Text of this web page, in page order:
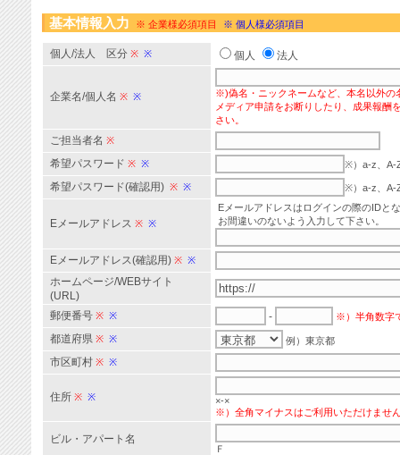
基本情報入力 ※ 企業様必須項目 ※ 個人様必須項目
個人/法人 区分 ※ ※ 個人 法人
企業名/個人名 ※ ※
※)偽名・ニックネームなど、本名以外の
メディア申請をお断りしたり、成果報酬
さい。
ご担当者名 ※
希望パスワード ※ ※ ※）a-z、A-
希望パスワード(確認用) ※ ※ ※）a-z、A-
Eメールアドレス ※ ※
Eメールアドレスはログインの際のIDと
お間違いのないよう入力して下さい。
Eメールアドレス(確認用) ※ ※
ホームページ/WEBサイト
(URL)
郵便番号 ※ ※ - ※）半角数字
都道府県 ※ ※ 例）東京都
市区町村 ※ ※
住所 ※ ※
×-×
※）全角マイナスはご利用いただけませ
ビル・アパート名
Ｆ